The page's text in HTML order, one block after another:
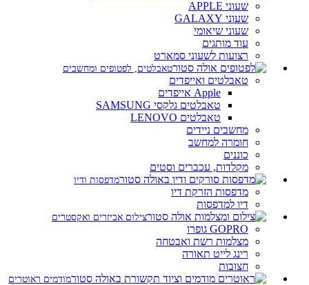
שעוני APPLE
שעוני GALAXY
שעוני שיאומי
עוד מותגים
רצועות לשעוני סמארט
טאבלטים, לפטופים ומחשבים
טאבלטים ואייפדים
Apple אייפדים
טאבלטים גלקסי SAMSUNG
טאבלטים LENOVO
מחשבים ניידים
חומרה למחשב
כוננים
מקלדות, עכברים וסטים
מדפסות ודיו
מדפסות הזרקת דיו
דיו למדפסות
צילום אביזרים ואקסטרים
GOPRO גופרו
מצלמות רשת ואבטחה
רינג לייט תאורה
חצובות
מודמים ראוטרים